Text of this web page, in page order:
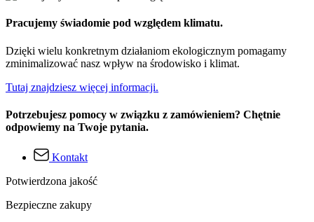
Pracujemy świadomie pod względem klimatu.
Dzięki wielu konkretnym działaniom ekologicznym pomagamy
zminimalizować nasz wpływ na środowisko i klimat.
Tutaj znajdziesz więcej informacji.
Potrzebujesz pomocy w związku z zamówieniem? Chętnie
odpowiemy na Twoje pytania.
Kontakt
Potwierdzona jakość
Bezpieczne zakupy